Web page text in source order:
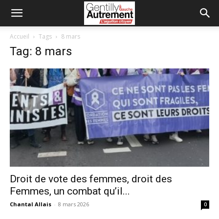
Accueil Tags 8 mars
Tag: 8 mars
Droit de vote des femmes, droit des
Femmes, un combat qu’il...
Chantal Allais - 8 mars 2026 0